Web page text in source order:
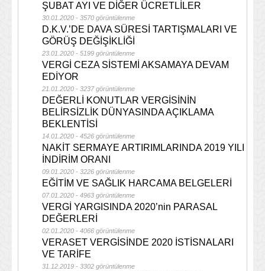
ŞUBAT AYI VE DİĞER ÜCRETLİLER
30.01.2020 - 3570 görüntülenme
D.K.V.’DE DAVA SÜRESİ TARTIŞMALARI VE
GÖRÜŞ DEĞİŞİKLİĞİ
23.01.2020 - 5199 görüntülenme
VERGİ CEZA SİSTEMİ AKSAMAYA DEVAM
EDİYOR
21.01.2020 - 3237 görüntülenme
DEĞERLİ KONUTLAR VERGİSİNİN
BELİRSİZLİK DÜNYASINDA AÇIKLAMA
BEKLENTİSİ
14.01.2020 - 4526 görüntülenme
NAKİT SERMAYE ARTIRIMLARINDA 2019 YILI
İNDİRİM ORANI
09.01.2020 - 3226 görüntülenme
EĞİTİM VE SAĞLIK HARCAMA BELGELERİ
07.01.2020 - 4963 görüntülenme
VERGİ YARGISINDA 2020’nin PARASAL
DEĞERLERİ
02.01.2020 - 4066 görüntülenme
VERASET VERGİSİNDE 2020 İSTİSNALARI
VE TARİFE
31.12.2019 - 3302 görüntülenme